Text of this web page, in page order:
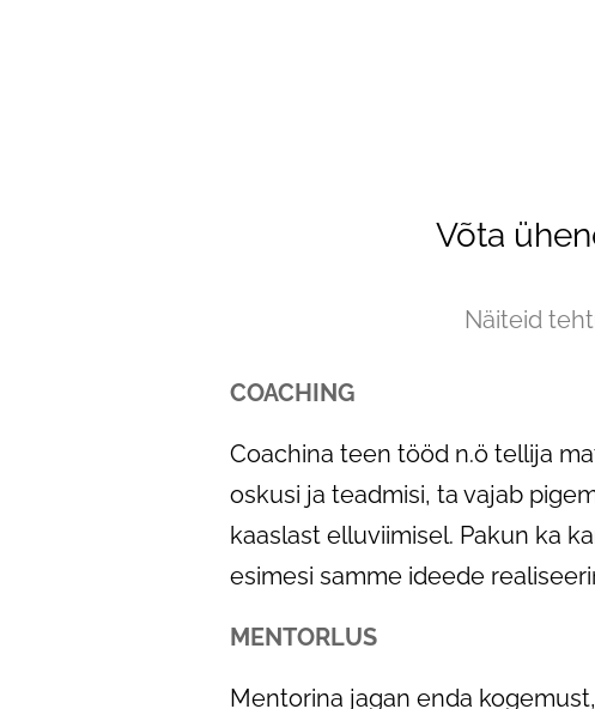
Võta
Näiteid
COACHING
Coachina teen tööd n.ö tellija
oskusi ja teadmisi, ta vajab
kaaslast elluviimisel. Pakun ka
esimesi samme ideede
MENTORLUS
Mentorina jagan enda